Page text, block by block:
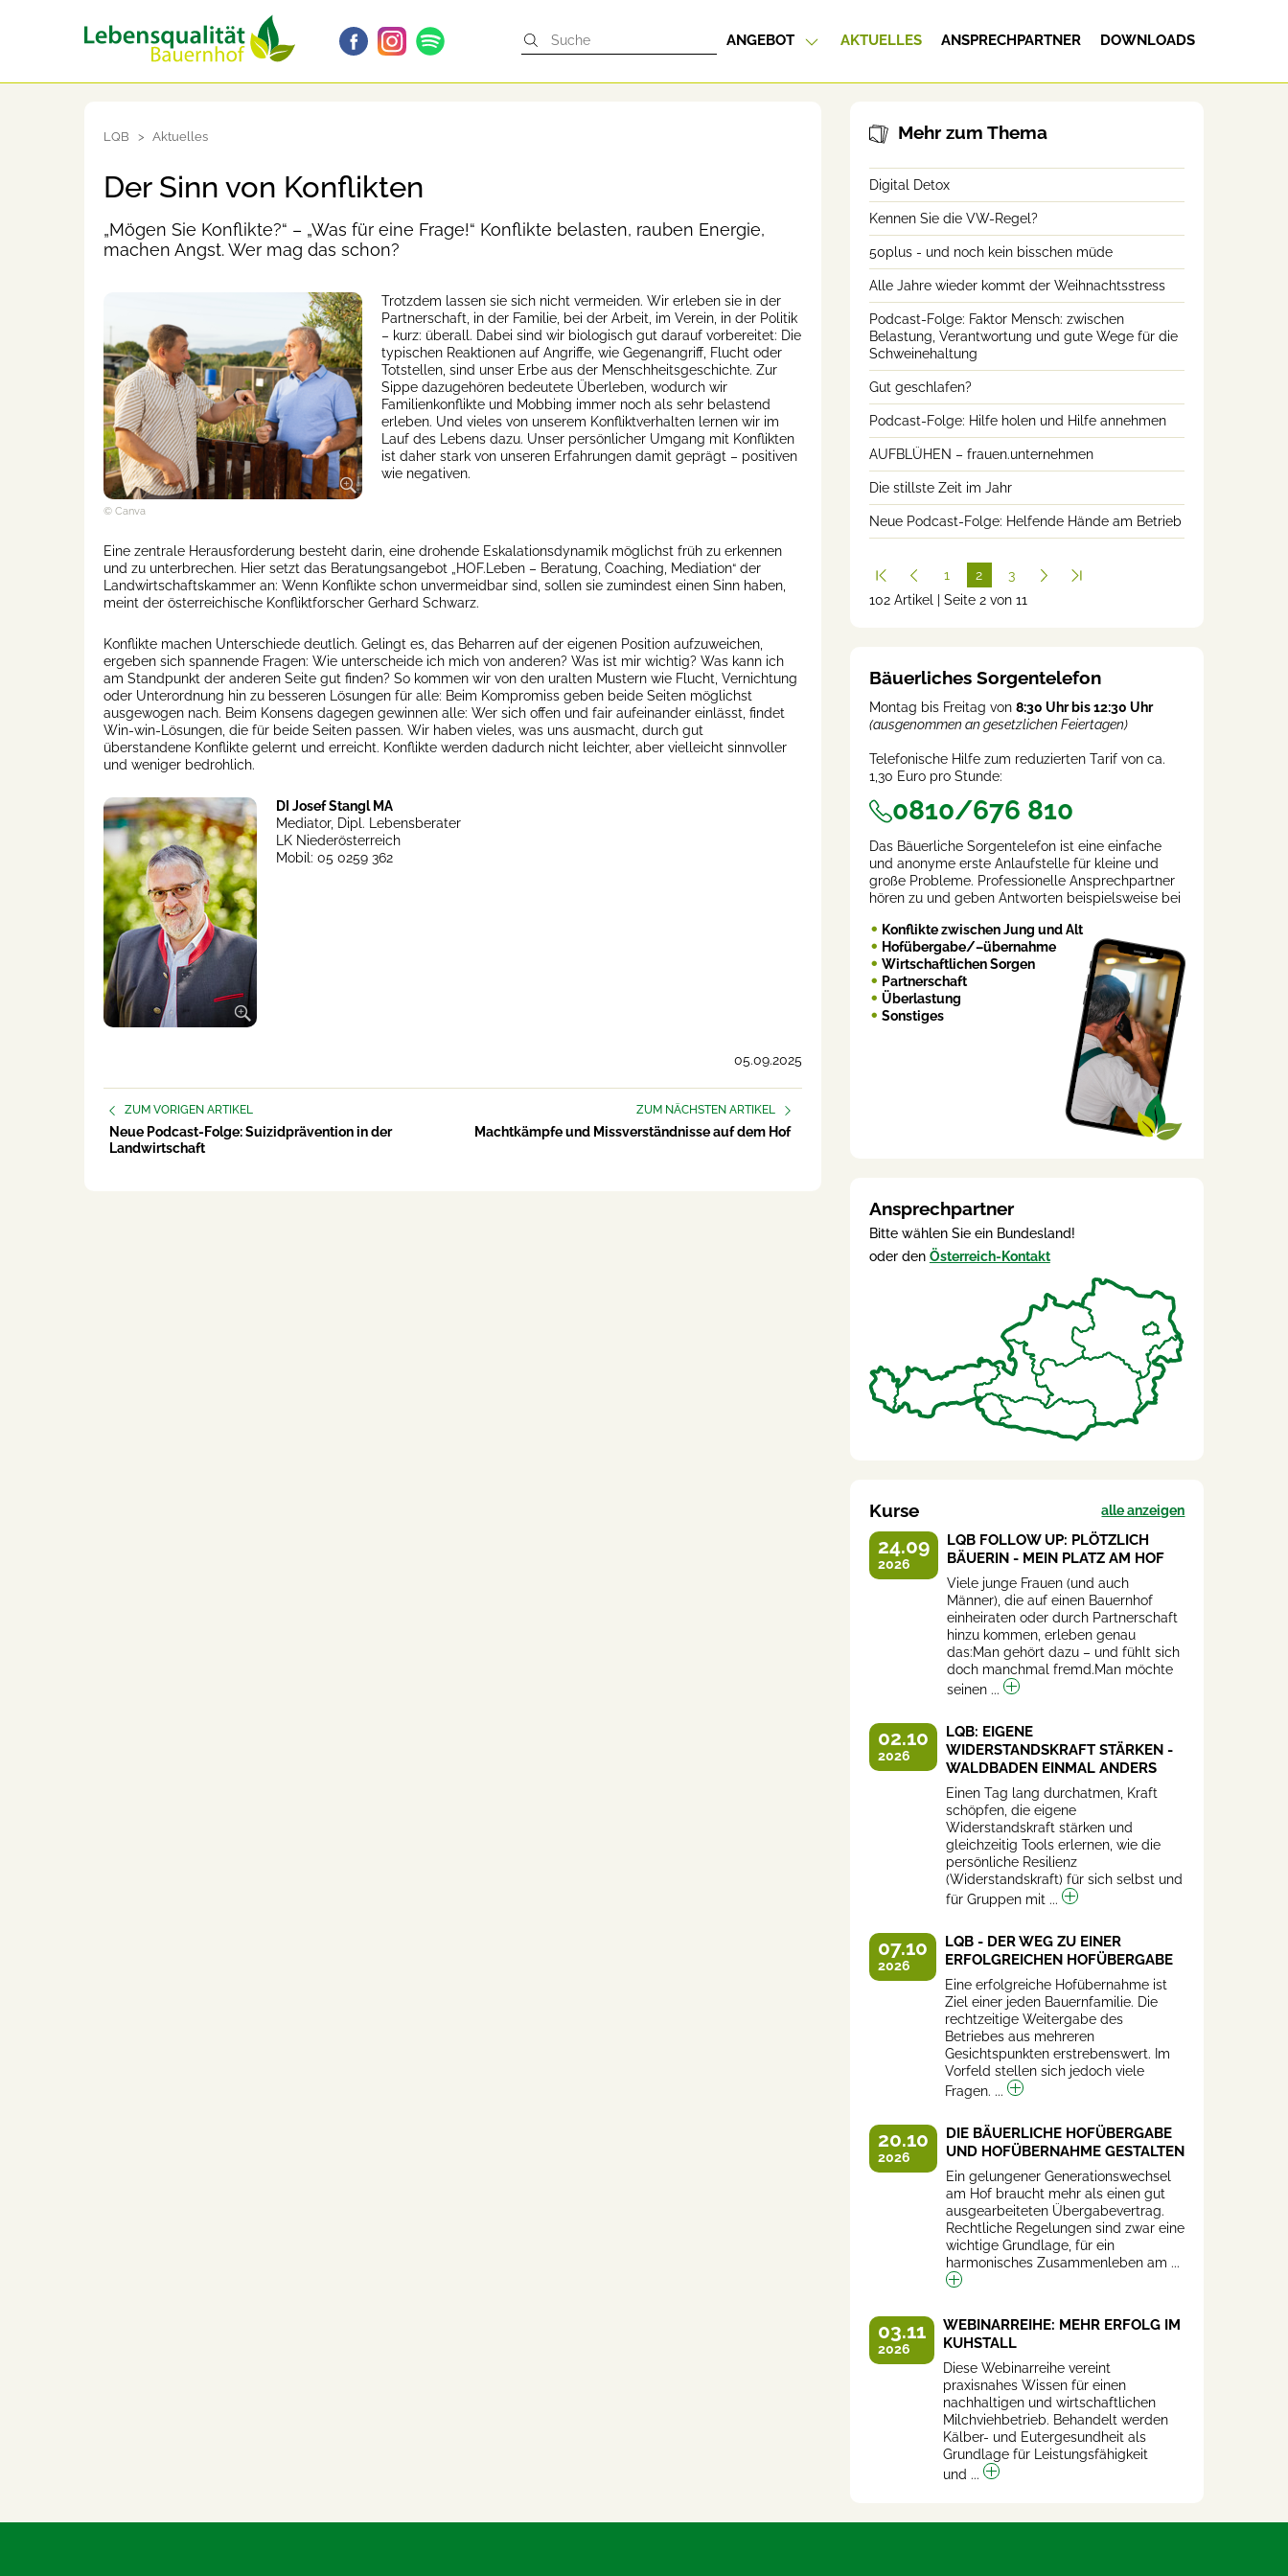
ANGEBOT AKTUELLES ANSPRECHPARTNER DOWNLOADS
LQB Aktuelles
Der Sinn von Konflikten
„Mögen Sie Konflikte?“ – „Was für eine Frage!“ Konflikte belasten, rauben Energie,
machen Angst. Wer mag das schon?
© Canva
Trotzdem lassen sie sich nicht vermeiden. Wir erleben sie in der
Partnerschaft, in der Familie, bei der Arbeit, im Verein, in der Politik
– kurz: überall. Dabei sind wir biologisch gut darauf vorbereitet: Die
typischen Reaktionen auf Angriffe, wie Gegenangriff, Flucht oder
Totstellen, sind unser Erbe aus der Menschheitsgeschichte. Zur
Sippe dazugehören bedeutete Überleben, wodurch wir
Familienkonflikte und Mobbing immer noch als sehr belastend
erleben. Und vieles von unserem Konfliktverhalten lernen wir im
Lauf des Lebens dazu. Unser persönlicher Umgang mit Konflikten
ist daher stark von unseren Erfahrungen damit geprägt – positiven
wie negativen.
Eine zentrale Herausforderung besteht darin, eine drohende Eskalationsdynamik möglichst früh zu erkennen
und zu unterbrechen. Hier setzt das Beratungsangebot „HOF.Leben – Beratung, Coaching, Mediation“ der
Landwirtschaftskammer an: Wenn Konflikte schon unvermeidbar sind, sollen sie zumindest einen Sinn haben,
meint der österreichische Konfliktforscher Gerhard Schwarz.
Konflikte machen Unterschiede deutlich. Gelingt es, das Beharren auf der eigenen Position aufzuweichen,
ergeben sich spannende Fragen: Wie unterscheide ich mich von anderen? Was ist mir wichtig? Was kann ich
am Standpunkt der anderen Seite gut finden? So kommen wir von den uralten Mustern wie Flucht, Vernichtung
oder Unterordnung hin zu besseren Lösungen für alle: Beim Kompromiss geben beide Seiten möglichst
ausgewogen nach. Beim Konsens dagegen gewinnen alle: Wer sich offen und fair aufeinander einlässt, findet
Win-win-Lösungen, die für beide Seiten passen. Wir haben vieles, was uns ausmacht, durch gut
überstandene Konflikte gelernt und erreicht. Konflikte werden dadurch nicht leichter, aber vielleicht sinnvoller
und weniger bedrohlich.
DI Josef Stangl MA
Mediator, Dipl. Lebensberater
LK Niederösterreich
Mobil: 05 0259 362
05.09.2025
ZUM VORIGEN ARTIKEL
Neue Podcast-Folge: Suizidprävention in der
Landwirtschaft
ZUM NÄCHSTEN ARTIKEL
Machtkämpfe und Missverständnisse auf dem Hof
Mehr zum Thema
Digital Detox
Kennen Sie die VW-Regel?
50plus - und noch kein bisschen müde
Alle Jahre wieder kommt der Weihnachtsstress
Podcast-Folge: Faktor Mensch: zwischen
Belastung, Verantwortung und gute Wege für die
Schweinehaltung
Gut geschlafen?
Podcast-Folge: Hilfe holen und Hilfe annehmen
AUFBLÜHEN – frauen.unternehmen
Die stillste Zeit im Jahr
Neue Podcast-Folge: Helfende Hände am Betrieb
1
2
(cur
3
102 Artikel | Seite 2 von 11
Bäuerliches Sorgentelefon
Montag bis Freitag von 8:30 Uhr bis 12:30 Uhr
(ausgenommen an gesetzlichen Feiertagen)
Telefonische Hilfe zum reduzierten Tarif von ca.
1,30 Euro pro Stunde:
0810/676 810
Das Bäuerliche Sorgentelefon ist eine einfache
und anonyme erste Anlaufstelle für kleine und
große Probleme. Professionelle Ansprechpartner
hören zu und geben Antworten beispielsweise bei
Konflikte zwischen Jung und Alt
Hofübergabe/–übernahme
Wirtschaftlichen Sorgen
Partnerschaft
Überlastung
Sonstiges
Ansprechpartner
Bitte wählen Sie ein Bundesland!
oder den Österreich-Kontakt
Kurse alle anzeigen
24.09
2026
LQB FOLLOW UP: PLÖTZLICH
BÄUERIN - MEIN PLATZ AM HOF
Viele junge Frauen (und auch
Männer), die auf einen Bauernhof
einheiraten oder durch Partnerschaft
hinzu kommen, erleben genau
das:Man gehört dazu – und fühlt sich
doch manchmal fremd.Man möchte
seinen ...
02.10
2026
LQB: EIGENE
WIDERSTANDSKRAFT STÄRKEN -
WALDBADEN EINMAL ANDERS
Einen Tag lang durchatmen, Kraft
schöpfen, die eigene
Widerstandskraft stärken und
gleichzeitig Tools erlernen, wie die
persönliche Resilienz
(Widerstandskraft) für sich selbst und
für Gruppen mit ...
07.10
2026
LQB - DER WEG ZU EINER
ERFOLGREICHEN HOFÜBERGABE
Eine erfolgreiche Hofübernahme ist
Ziel einer jeden Bauernfamilie. Die
rechtzeitige Weitergabe des
Betriebes aus mehreren
Gesichtspunkten erstrebenswert. Im
Vorfeld stellen sich jedoch viele
Fragen. ...
20.10
2026
DIE BÄUERLICHE HOFÜBERGABE
UND HOFÜBERNAHME GESTALTEN
Ein gelungener Generationswechsel
am Hof braucht mehr als einen gut
ausgearbeiteten Übergabevertrag.
Rechtliche Regelungen sind zwar eine
wichtige Grundlage, für ein
harmonisches Zusammenleben am ...
03.11
2026
WEBINARREIHE: MEHR ERFOLG IM
KUHSTALL
Diese Webinarreihe vereint
praxisnahes Wissen für einen
nachhaltigen und wirtschaftlichen
Milchviehbetrieb. Behandelt werden
Kälber- und Eutergesundheit als
Grundlage für Leistungsfähigkeit
und ...